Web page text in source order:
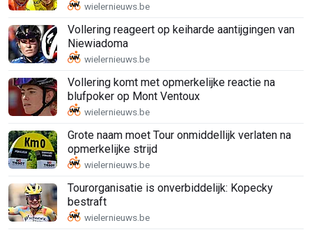
Vollering reageert op keiharde aantijgingen van
Niewiadoma
Vollering komt met opmerkelijke reactie na
blufpoker op Mont Ventoux
Grote naam moet Tour onmiddellijk verlaten na
opmerkelijke strijd
Tourorganisatie is onverbiddelijk: Kopecky
bestraft